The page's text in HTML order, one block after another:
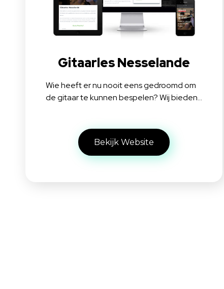
Gitaarles Nesselande
Wie heeft er nu nooit eens gedroomd om
de gitaar te kunnen bespelen? Wij bieden…
Bekijk Website